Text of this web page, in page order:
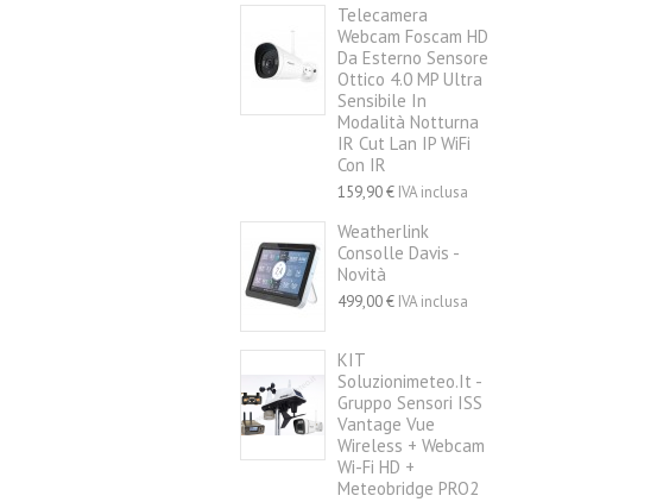
Telecamera
Webcam Foscam HD
Da Esterno Sensore
Ottico 4.0 MP Ultra
Sensibile In
Modalità Notturna
IR Cut Lan IP WiFi
Con IR
159,90 € IVA inclusa
Weatherlink
Consolle Davis -
Novità
499,00 € IVA inclusa
KIT
Soluzionimeteo.it -
Gruppo Sensori ISS
Vantage Vue
Wireless + Webcam
Wi-Fi HD +
Meteobridge PRO2